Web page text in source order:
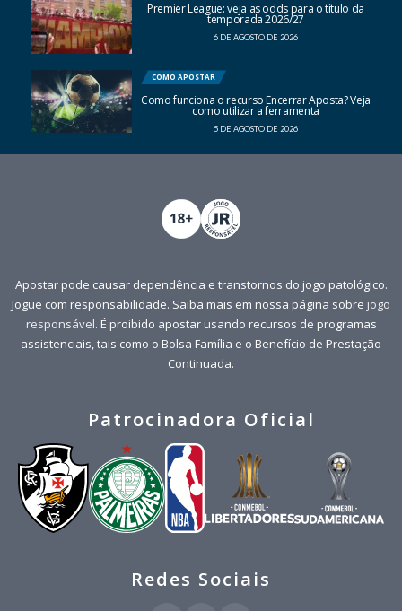
Premier League: veja as odds para o título da
temporada 2026/27
6 DE AGOSTO DE 2026
COMO APOSTAR
Como funciona o recurso Encerrar Aposta? Veja
como utilizar a ferramenta
5 DE AGOSTO DE 2026
Apostar pode causar dependência e transtornos do jogo patológico.
Jogue com responsabilidade. Saiba mais em nossa página sobre jogo
responsável. É proibido apostar usando recursos de programas
assistenciais, tais como o Bolsa Família e o Benefício de Prestação
Continuada.
Patrocinadora Oficial
Redes Sociais